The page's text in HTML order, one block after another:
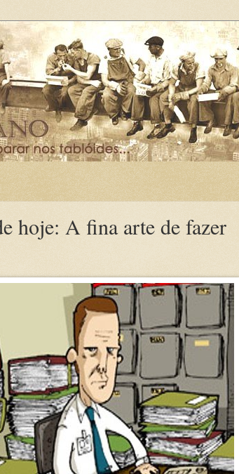
hoje: A fina arte de fazer